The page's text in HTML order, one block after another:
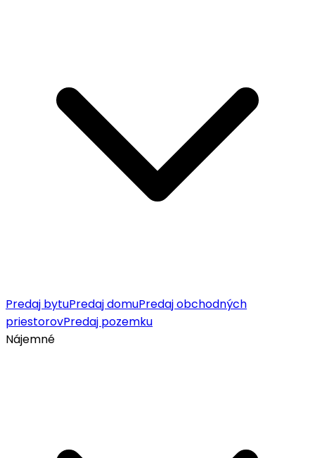
Predaj bytuPredaj domuPredaj obchodných
priestorovPredaj pozemku
Nájemné